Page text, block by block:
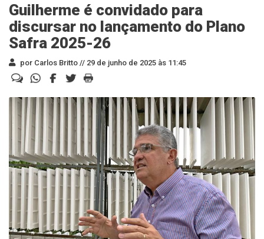
Guilherme é convidado para
discursar no lançamento do Plano
Safra 2025-26
por Carlos Britto // 29 de junho de 2025 às 11:45